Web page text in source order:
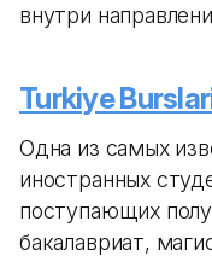
внутри
Turkiye
Одна из самых
иностранных
поступающих
бакалавриат,